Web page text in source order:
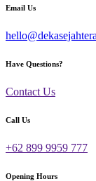
Email Us
Have Questions?
Contact Us
Call Us
+62 899 9959 777
Opening Hours